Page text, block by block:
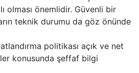
olması önemlidir. Güvenli bir
teknik durumu da göz önünde
politikası açık ve net
konusunda şeffaf bilgi